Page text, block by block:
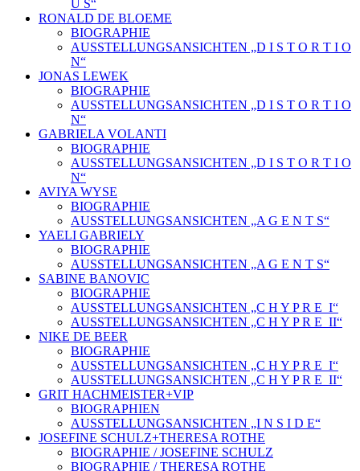
U S“
RONALD DE BLOEME
BIOGRAPHIE
AUSSTELLUNGSANSICHTEN „D I S T O R T I O
N“
JONAS LEWEK
BIOGRAPHIE
AUSSTELLUNGSANSICHTEN „D I S T O R T I O
N“
GABRIELA VOLANTI
BIOGRAPHIE
AUSSTELLUNGSANSICHTEN „D I S T O R T I O
N“
AVIYA WYSE
BIOGRAPHIE
AUSSTELLUNGSANSICHTEN „A G E N T S“
YAELI GABRIELY
BIOGRAPHIE
AUSSTELLUNGSANSICHTEN „A G E N T S“
SABINE BANOVIC
BIOGRAPHIE
AUSSTELLUNGSANSICHTEN „C H Y P R E_I“
AUSSTELLUNGSANSICHTEN „C H Y P R E_II“
NIKE DE BEER
BIOGRAPHIE
AUSSTELLUNGSANSICHTEN „C H Y P R E_I“
AUSSTELLUNGSANSICHTEN „C H Y P R E_II“
GRIT HACHMEISTER+VIP
BIOGRAPHIEN
AUSSTELLUNGSANSICHTEN „I N S I D E“
JOSEFINE SCHULZ+THERESA ROTHE
BIOGRAPHIE / JOSEFINE SCHULZ
BIOGRAPHIE / THERESA ROTHE